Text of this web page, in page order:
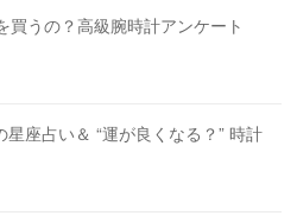
買うの？高級腕時計アンケート
座占い＆ “運が良くなる？” 時計